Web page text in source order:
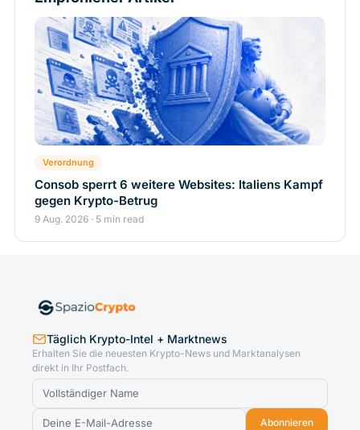
Verordnung
Consob sperrt 6 weitere Websites: Italiens Kampf
gegen Krypto-Betrug
9 Aug. 2026 · 5 min read
Täglich Krypto-Intel + Marktnews
Erhalten Sie die neuesten Krypto-News und Marktanalysen
direkt in Ihr Postfach.
Abonnieren